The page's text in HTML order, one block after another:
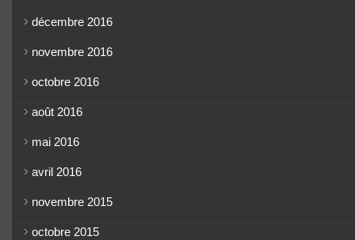
décembre 2016
novembre 2016
octobre 2016
août 2016
mai 2016
avril 2016
novembre 2015
octobre 2015